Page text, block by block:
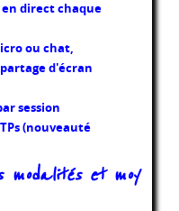
direct chaque
ou chat,
d'écran
session
(nouveauté
modalités et moy